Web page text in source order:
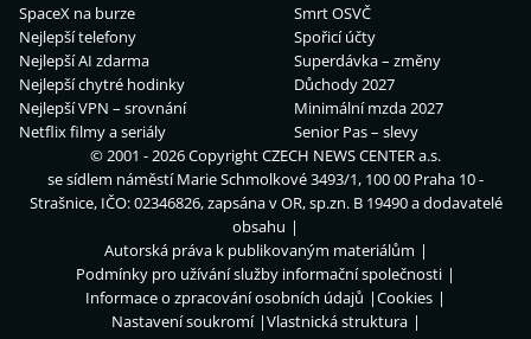
SpaceX na burze
Nejlepší telefony
Nejlepší AI zdarma
Nejlepší chytré hodinky
Nejlepší VPN – srovnání
Netflix filmy a seriály
Smrt OSVČ
Spořicí účty
Superdávka – změny
Důchody 2027
Minimální mzda 2027
Senior Pas – slevy
© 2001 - 2026 CopyrightCZECH NEWS CENTER a.s.
se sídlem náměstí Marie Schmolkové 3493/1, 100 00 Praha 10 -
Strašnice, IČO: 02346826, zapsána v OR, sp.zn. B 19490 a dodavatelé
obsahu
Autorská práva k publikovaným materiálům
Podmínky pro užívání služby informační společnosti
Informace o zpracování osobních údajů
Cookies
Nastavení soukromí
Vlastnická struktura